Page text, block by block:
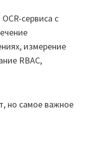
сервиса с
измерение
RBAC,
но самое важное